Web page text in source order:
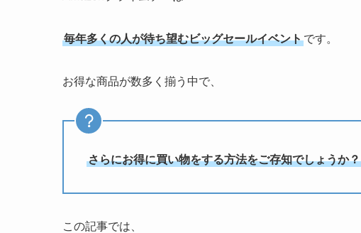
毎年多くの人が待ち望むビッグセールイベントです。
お得な商品が数多く揃う中で、
さらにお得に買い物をする方法をご存知でしょうか？
この記事では、